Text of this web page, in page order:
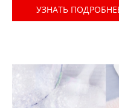
УЗНАТЬ